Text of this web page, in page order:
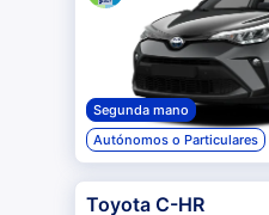
Segunda mano
Autónomos o Particulares
Toyota C-HR